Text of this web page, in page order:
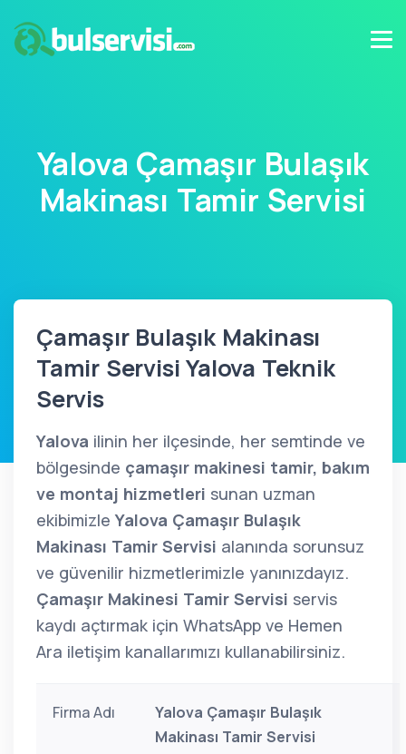
Yalova Çamaşır Bulaşık
Makinası Tamir Servisi
Çamaşır Bulaşık Makinası
Tamir Servisi Yalova Teknik
Servis
Yalova ilinin her ilçesinde, her semtinde ve
bölgesinde çamaşır makinesi tamir, bakım
ve montaj hizmetleri sunan uzman
ekibimizle Yalova Çamaşır Bulaşık
Makinası Tamir Servisi alanında sorunsuz
ve güvenilir hizmetlerimizle yanınızdayız.
Çamaşır Makinesi Tamir Servisi servis
kaydı açtırmak için WhatsApp ve Hemen
Ara iletişim kanallarımızı kullanabilirsiniz.
Firma Adı
Yalova Çamaşır Bulaşık
Makinası Tamir Servisi